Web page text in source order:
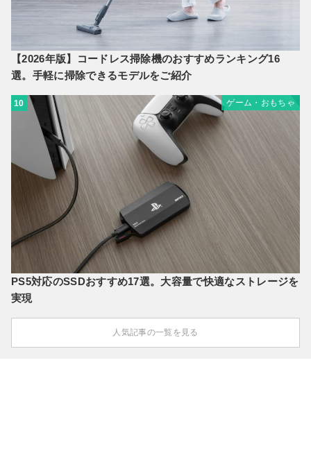
【2026年版】コードレス掃除機のおすすめランキング16
選。手軽に掃除できるモデルをご紹介
10 ゲーム・おもちゃ
PS5対応のSSDおすすめ17選。大容量で快適なストレージを
実現
人気記事の一覧を見る